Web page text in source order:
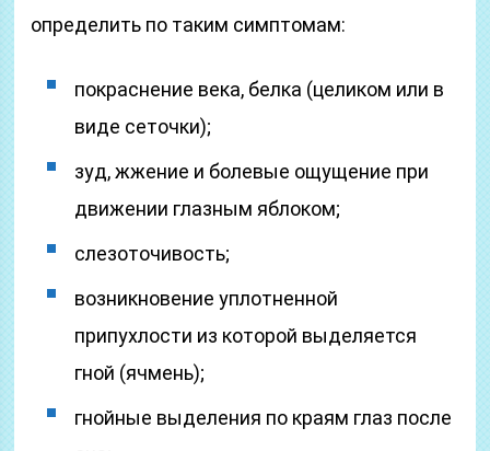
определить по таким симптомам:
покраснение века, белка (целиком или в
виде сеточки);
зуд, жжение и болевые ощущение при
движении глазным яблоком;
слезоточивость;
возникновение уплотненной
припухлости из которой выделяется
гной (ячмень);
гнойные выделения по краям глаз после